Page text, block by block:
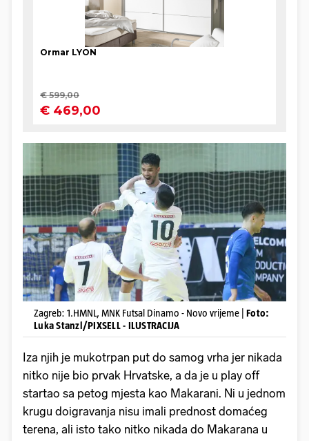
Zagreb: 1.HMNL, MNK Futsal Dinamo - Novo vrijeme | Foto:
Luka Stanzl/PIXSELL - ILUSTRACIJA
Iza njih je mukotrpan put do samog vrha jer nikada
nitko nije bio prvak Hrvatske, a da je u play off
startao sa petog mjesta kao Makarani. Ni u jednom
krugu doigravanja nisu imali prednost domaćeg
terena, ali isto tako nitko nikada do Makarana u